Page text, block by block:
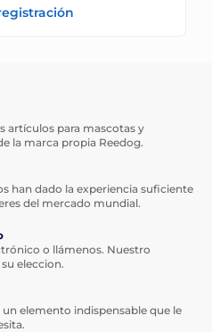
artículos para mascotas y
la marca propia Reedog.
han dado la experiencia suficiente
del mercado mundial.
o llámenos. Nuestro
eleccion.
un elemento indispensable que le